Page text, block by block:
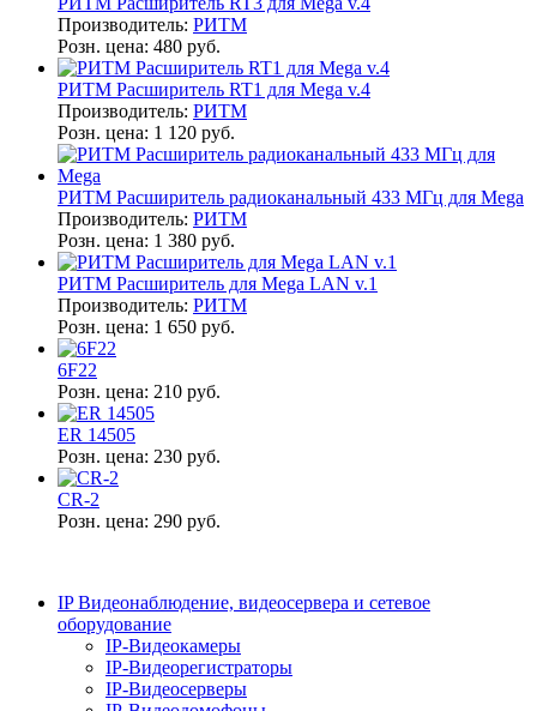
Производитель: РИТМ
Розн. цена: 480 руб.
РИТМ Расширитель RT1 для Mega v.4
Производитель: РИТМ
Розн. цена: 1 120 руб.
РИТМ Расширитель радиоканальный 433 МГц для Mega
Производитель: РИТМ
Розн. цена: 1 380 руб.
РИТМ Расширитель для Mega LAN v.1
Производитель: РИТМ
Розн. цена: 1 650 руб.
6F22
Розн. цена: 210 руб.
ER 14505
Розн. цена: 230 руб.
CR-2
Розн. цена: 290 руб.
IP Видеонаблюдение, видеосервера и сетевое
оборудование
IP-Видеокамеры
IP-Видеорегистраторы
IP-Видеосерверы